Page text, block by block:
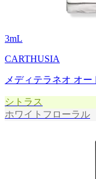
3mL
CARTHUSIA
メディテラネオ オー
シトラス
ホワイトフローラル